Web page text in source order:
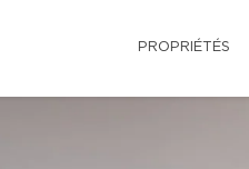
PROPRIÉTÉS